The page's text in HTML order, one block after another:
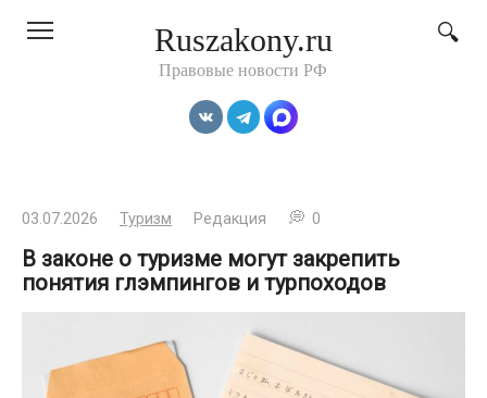
Ruszakony.ru
Правовые новости РФ
03.07.2026 Туризм Редакция 0
В законе о туризме могут закрепить
понятия глэмпингов и турпоходов